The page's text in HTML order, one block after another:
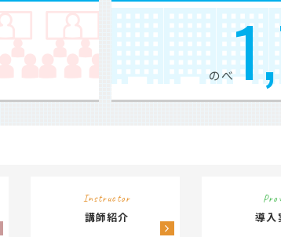
のべ
Instructor
講師紹介 導入